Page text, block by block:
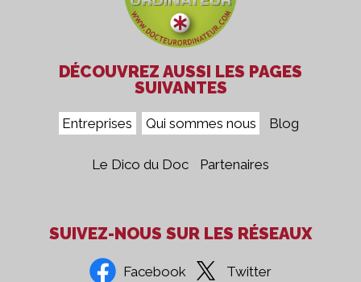
DÉCOUVREZ AUSSI LES PAGES
SUIVANTES
Entreprises Qui sommes nous Blog
Le Dico du Doc Partenaires
SUIVEZ-NOUS SUR LES RÉSEAUX
Facebook Twitter